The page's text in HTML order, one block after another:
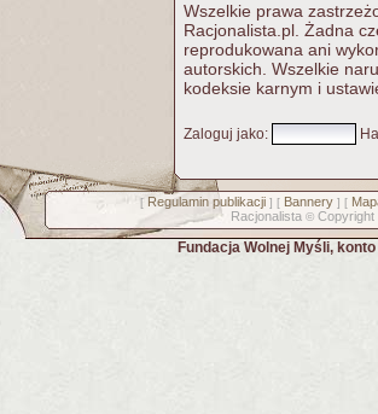
Wszelkie prawa
Racjonalista.pl. Żadna
reprodukowana ani
autorskich. Wszelkie
kodeksie karnym i
Zaloguj jako:
[ Regulamin publikacji] [ Bannery] [
Racjonalista © Copyright
Fundacja Wolnej Myśli,